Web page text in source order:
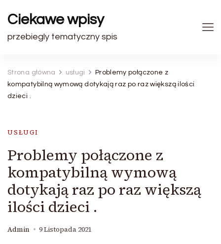
Ciekawe wpisy
przebiegly tematyczny spis
Strona główna usługi
Problemy połączone z
kompatybilną wymową dotykają raz po raz większą ilości
dzieci .
USŁUGI
Problemy połączone z
kompatybilną wymową
dotykają raz po raz większą
ilości dzieci .
Admin 9 Listopada 2021